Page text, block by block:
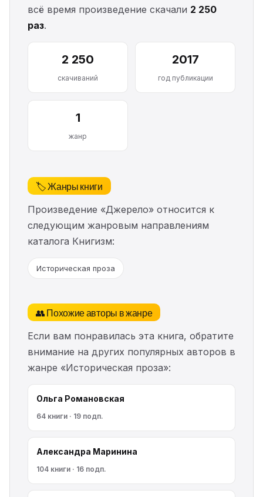
всё время произведение скачали 2 250
раз.
2 250
скачиваний
2017
год публикации
1
жанр
🏷️ Жанры книги
Произведение «Джерело» относится к
следующим жанровым направлениям
каталога Книгизм:
Историческая проза
👥 Похожие авторы в жанре
Если вам понравилась эта книга, обратите
внимание на других популярных авторов в
жанре «Историческая проза»:
Ольга Романовская
64 книги · 19 подп.
Александра Маринина
104 книги · 16 подп.